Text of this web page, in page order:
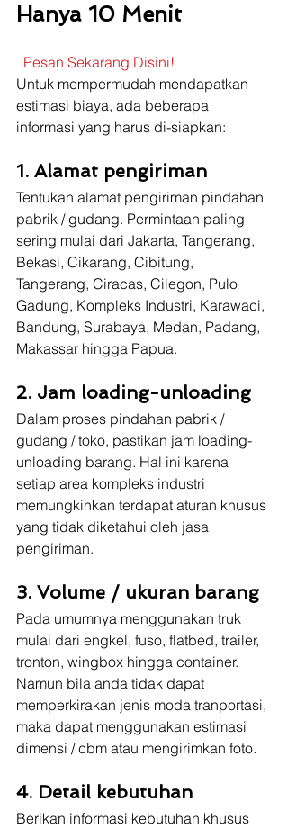
Hanya 10 Menit
Pesan Sekarang Disini!
Untuk mempermudah mendapatkan
estimasi biaya, ada beberapa
informasi yang harus di-siapkan:
1. Alamat pengiriman
Tentukan alamat pengiriman pindahan
pabrik / gudang. Permintaan paling
sering mulai dari Jakarta, Tangerang,
Bekasi, Cikarang, Cibitung,
Tangerang, Ciracas, Cilegon, Pulo
Gadung, Kompleks Industri, Karawaci,
Bandung, Surabaya, Medan, Padang,
Makassar hingga Papua.
2. Jam loading-unloading
Dalam proses pindahan pabrik /
gudang / toko, pastikan jam loading-
unloading barang. Hal ini karena
setiap area kompleks industri
memungkinkan terdapat aturan khusus
yang tidak diketahui oleh jasa
pengiriman.
3. Volume / ukuran barang
Pada umumnya menggunakan truk
mulai dari engkel, fuso, flatbed, trailer,
tronton, wingbox hingga container.
Namun bila anda tidak dapat
memperkirakan jenis moda tranportasi,
maka dapat menggunakan estimasi
dimensi / cbm atau mengirimkan foto.
4. Detail kebutuhan
Berikan informasi kebutuhan khusus